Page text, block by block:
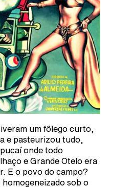
um fôlego curto,
e pasteurizou tudo,
onde todo
e Grande Otelo era
E o povo do campo?
homogeneizado sob o